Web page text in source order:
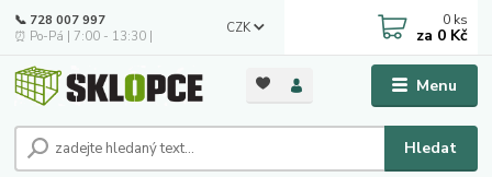
Menu
CZK
Hledat
📞 728 007 997
⏰ Po-Pá | 7:00 - 13:30 |
0 ks
za 0 Kč